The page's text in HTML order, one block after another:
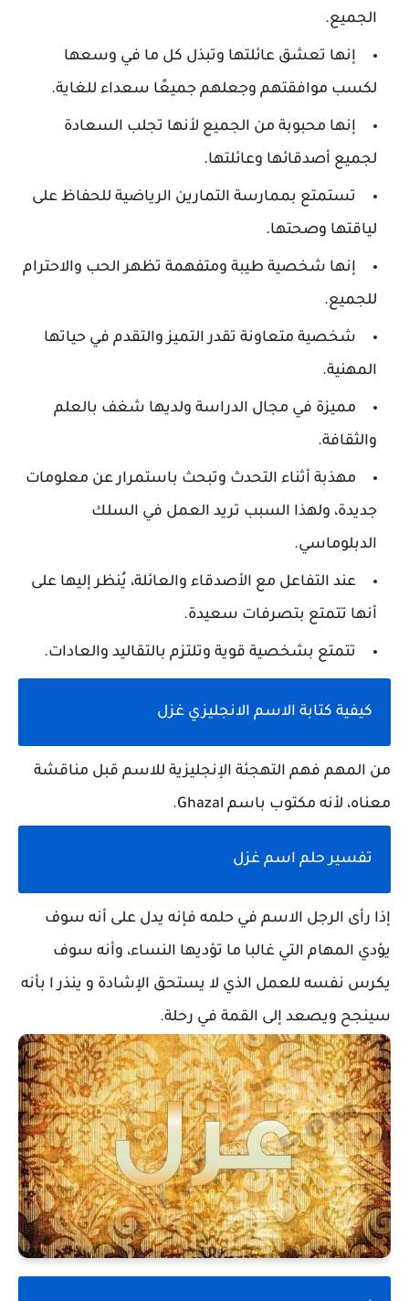
الجميع.
إنها تعشق عائلتها وتبذل كل ما في وسعها
لكسب موافقتهم وجعلهم جميعًا سعداء للغاية.
إنها محبوبة من الجميع لأنها تجلب السعادة
لجميع أصدقائها وعائلتها.
تستمتع بممارسة التمارين الرياضية للحفاظ على
لياقتها وصحتها.
إنها شخصية طيبة ومتفهمة تظهر الحب والاحترام
للجميع.
شخصية متعاونة تقدر التميز والتقدم في حياتها
المهنية.
مميزة في مجال الدراسة ولديها شغف بالعلم
والثقافة.
مهذبة أثناء التحدث وتبحث باستمرار عن معلومات
جديدة، ولهذا السبب تريد العمل في السلك
الدبلوماسي.
عند التفاعل مع الأصدقاء والعائلة، يُنظر إليها على
أنها تتمتع بتصرفات سعيدة.
تتمتع بشخصية قوية وتلتزم بالتقاليد والعادات.
كيفية كتابة الاسم الانجليزي غزل
من المهم فهم التهجئة الإنجليزية للاسم قبل مناقشة
معناه، لأنه مكتوب باسم Ghazal.
تفسير حلم اسم غزل
إذا رأى الرجل الاسم في حلمه فإنه يدل على أنه سوف
يؤدي المهام التي غالبا ما تؤديها النساء، وأنه سوف
يكرس نفسه للعمل الذي لا يستحق الإشادة و ينذر ا بأنه
سينجح ويصعد إلى القمة في رحلة.